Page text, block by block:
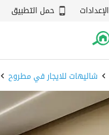
الإعدادات حمل التطبيق
شاليهات للايجار في مطروح